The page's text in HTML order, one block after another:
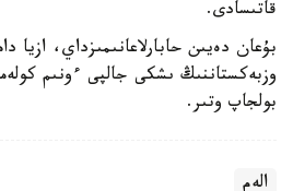
قاتىسادى.
بۇعان دەيىن حابارلاعانىمىزداي، ازيا
بولجاپ وتىر.
الەم